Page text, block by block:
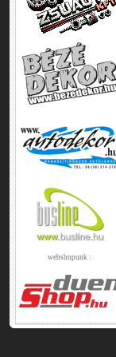
webshopunk :